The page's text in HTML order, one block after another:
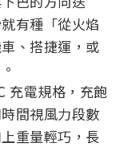
有種「從火焰
、搭捷運，或
充電規格，充飽
間視風力段數
重量輕巧，長